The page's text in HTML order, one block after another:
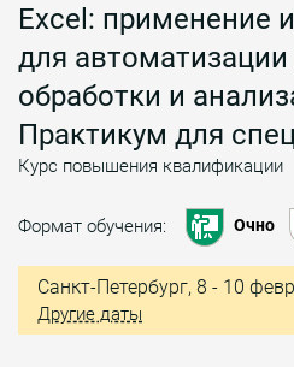
Excel: применение
для
обработки и
Практикум для
Курс повышения квалификации
Формат обучения: Очно
Санкт-Петербург, 8 - 10
Другие даты
Заказать